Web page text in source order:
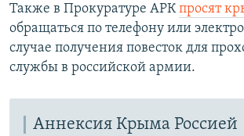
Также в Прокуратуре АРКпросят
обращаться по телефону или
случае получения повесток для
службы в российской армии.
Аннексия Крыма Россией